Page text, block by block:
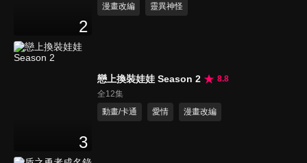
2
漫畫改編 靈異神怪
3
戀上換裝娃娃 Season 2
8.8
全12集
動畫/卡通
愛情 漫畫改編